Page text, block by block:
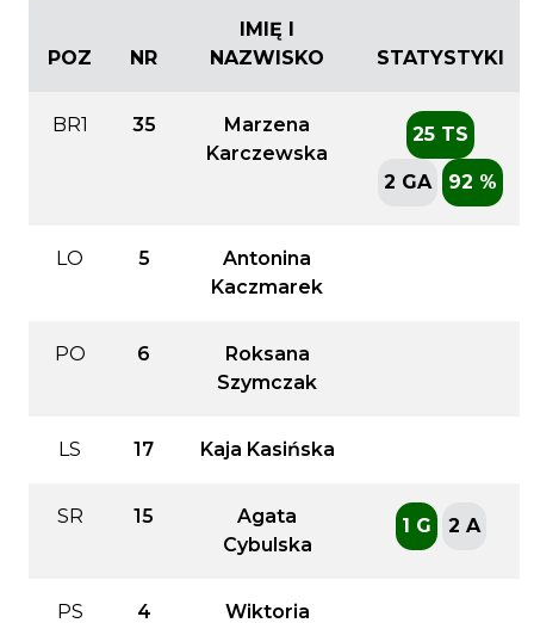
POZ NR
IMIĘ I
NAZWISKO
STATYSTYKI
BR1 35
Marzena
Karczewska
25 TS
2 GA 92 %
LO 5
Antonina
Kaczmarek
PO 6
Roksana
Szymczak
LS 17 Kaja Kasińska
SR 15
Agata
Cybulska
1 G 2 A
PS 4 Wiktoria